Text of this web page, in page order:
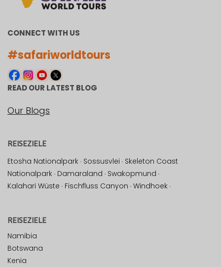
CONNECT WITH US
#safariworldtours
READ OUR LATEST BLOG
Our Blogs
REISEZIELE
Etosha Nationalpark · Sossusvlei · Skeleton Coast
Nationalpark · Damaraland · Swakopmund ·
Kalahari Wüste · Fischfluss Canyon · Windhoek ·
REISEZIELE
Namibia
Botswana
Kenia